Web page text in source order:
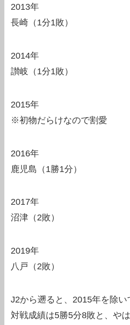
2013年
長崎（1分1敗）
2014年
讃岐（1分1敗）
2015年
※初物だらけなので割愛
2016年
鹿児島（1勝1分）
2017年
沼津（2敗）
2019年
八戸（2敗）
J2から遡ると、2015年を除
対戦成績は5勝5分8敗と、や